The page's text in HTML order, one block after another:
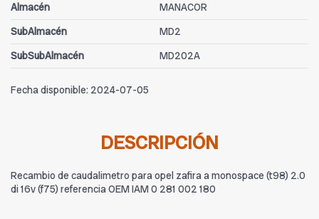
Almacén
MANACOR
SubAlmacén
MD2
SubSubAlmacén
MD202A
Fecha disponible: 2024-07-05
DESCRIPCIÓN
Recambio de caudalimetro para opel zafira a monospace (t98) 2.0
di 16v (f75) referencia OEM IAM 0 281 002 180